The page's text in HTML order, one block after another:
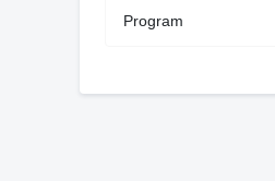
Program